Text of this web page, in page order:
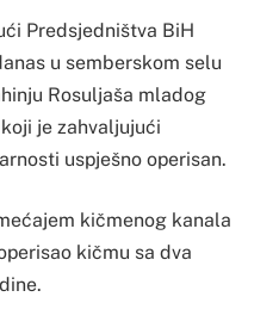
Predsjedništva BiH
u semberskom selu
Rosuljaša mladog
je zahvaljujući
uspješno operisan.
kičmenog kanala
kičmu sa dva